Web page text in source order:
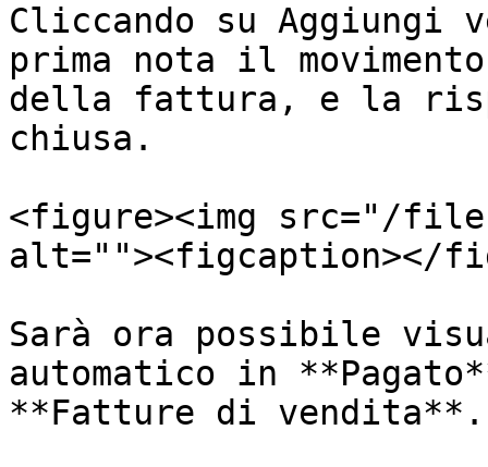
Cliccando su
prima nota il
della fattura, e la
chiusa.
<figure><img src="/files/
alt=""><figcaption></
Sarà ora possibile
automatico in
**Fatture di vendita**.